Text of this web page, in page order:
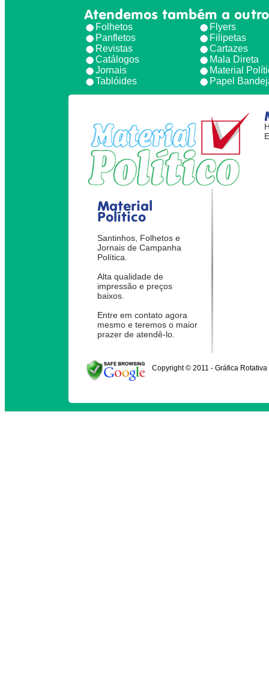
Atendemos também a
Folhetos
Panfletos
Revistas
Catálogos
Jornais
Tablóides
Flyers
Filipetas
Cartazes
Mala Direta
Material
Papel
Material
Político
Santinhos, Folhetos e
Jornais de Campanha
Política.
Alta qualidade de
impressão e preços
baixos.
Entre em contato agora
mesmo e teremos o maior
prazer de atendê-lo.
Copyright © 2011 - Gráfica